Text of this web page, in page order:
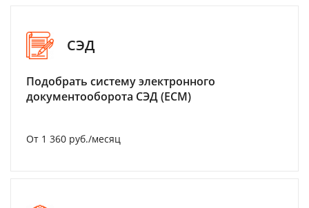
СЭД
Подобрать систему электронного
документооборота СЭД (ECM)
От 1 360 руб./месяц